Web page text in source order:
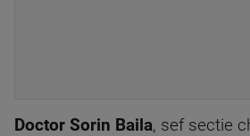
Doctor Sorin Baila, sef sectie